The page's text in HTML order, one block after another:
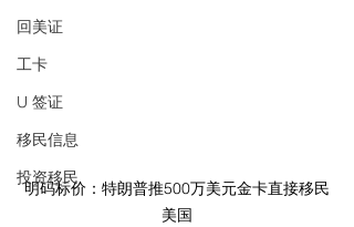
回美证
工卡
U 签证
移民信息
投资移民
明码标价：特朗普推500万美元金卡直接移民
美国